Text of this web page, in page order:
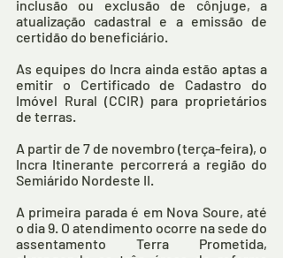
inclusão ou exclusão de cônjuge, a
atualização cadastral e a emissão de
certidão do beneficiário.
As equipes do Incra ainda estão aptas a
emitir o Certificado de Cadastro do
Imóvel Rural (CCIR) para proprietários
de terras.
A partir de 7 de novembro (terça-feira), o
Incra Itinerante percorrerá a região do
Semiárido Nordeste II.
A primeira parada é em Nova Soure, até
o dia 9. O atendimento ocorre na sede do
assentamento Terra Prometida,